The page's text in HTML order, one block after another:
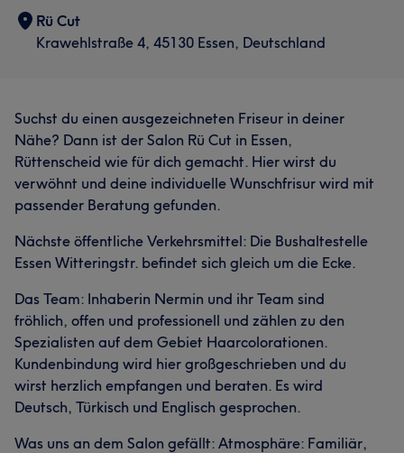
Rü Cut
Krawehlstraße 4, 45130 Essen, Deutschland
Suchst du einen ausgezeichneten Friseur in deiner
Nähe? Dann ist der Salon Rü Cut in Essen,
Rüttenscheid wie für dich gemacht. Hier wirst du
verwöhnt und deine individuelle Wunschfrisur wird mit
passender Beratung gefunden.
Nächste öffentliche Verkehrsmittel: Die Bushaltestelle
Essen Witteringstr. befindet sich gleich um die Ecke.
Das Team: Inhaberin Nermin und ihr Team sind
fröhlich, offen und professionell und zählen zu den
Spezialisten auf dem Gebiet Haarcolorationen.
Kundenbindung wird hier großgeschrieben und du
wirst herzlich empfangen und beraten. Es wird
Deutsch, Türkisch und Englisch gesprochen.
Was uns an dem Salon gefällt: Atmosphäre: Familiär,